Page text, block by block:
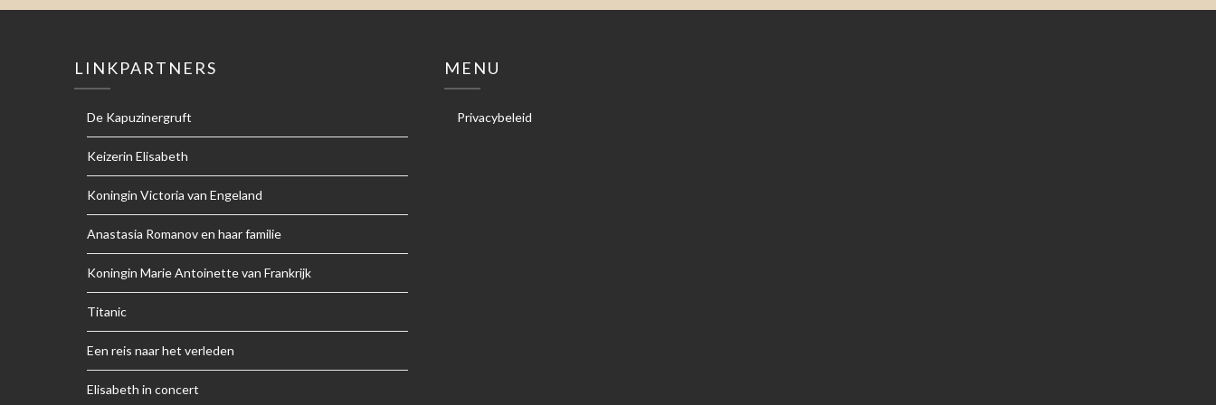
LINKPARTNERS
De Kapuzinergruft
Keizerin Elisabeth
Koningin Victoria van Engeland
Anastasia Romanov en haar familie
Koningin Marie Antoinette van Frankrijk
Titanic
Een reis naar het verleden
Elisabeth in concert
MENU
Privacybeleid